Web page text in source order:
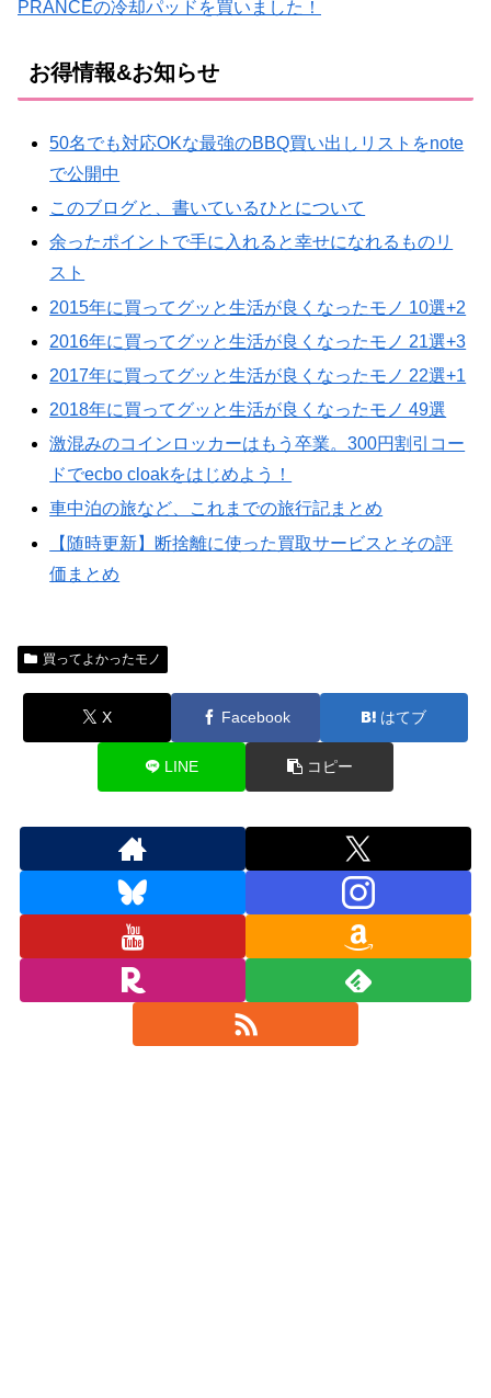
PRANCEの冷却パッドを買いました！
お得情報&お知らせ
50名でも対応OKな最強のBBQ買い出しリストをnote
で公開中
このブログと、書いているひとについて
余ったポイントで手に入れると幸せになれるものリ
スト
2015年に買ってグッと生活が良くなったモノ 10選+2
2016年に買ってグッと生活が良くなったモノ 21選+3
2017年に買ってグッと生活が良くなったモノ 22選+1
2018年に買ってグッと生活が良くなったモノ 49選
激混みのコインロッカーはもう卒業。300円割引コー
ドでecbo cloakをはじめよう！
車中泊の旅など、これまでの旅行記まとめ
【随時更新】断捨離に使った買取サービスとその評
価まとめ
買ってよかったモノ
X Facebook はてブ
LINE コピー